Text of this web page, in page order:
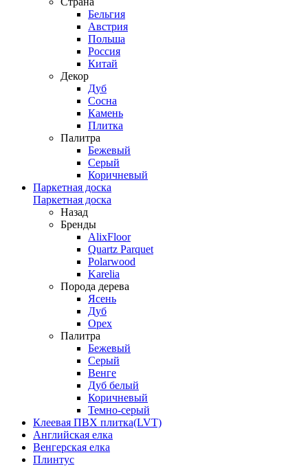
Бельгия
Австрия
Польша
Россия
Китай
Декор
Дуб
Сосна
Камень
Плитка
Палитра
Бежевый
Серый
Коричневый
Паркетная доска
Паркетная доска
Назад
Бренды
AlixFloor
Quartz Parquet
Polarwood
Karelia
Порода дерева
Ясень
Дуб
Орех
Палитра
Бежевый
Серый
Венге
Дуб белый
Коричневый
Темно-серый
Клеевая ПВХ плитка(LVT)
Английская елка
Венгерская елка
Плинтус